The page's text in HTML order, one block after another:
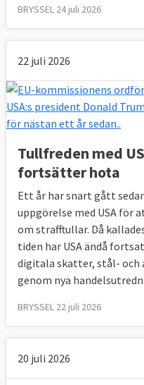
med Kanada
betydelse i vissa
av unionens
till frihandel.
I kommissionens
2019 svarade 75
eller ganska
ganska negativa.
Svenskarna hörde
gäller frihandel. I
positiva medan 11
andel positiva till
med 53 procent,
av de tillfrågade.
BRYSSEL 24 juli 2026
22 juli 2026
Tullfreden med
fortsätter hota
Ett år har snart gått
uppgörelse med USA för
om strafftullar. Då
tiden har USA ändå
digitala skatter, stål- och
genom nya
BRYSSEL 22 juli 2026
20 juli 2026